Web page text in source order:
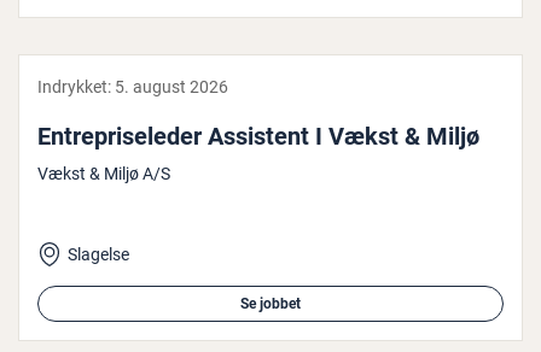
Indrykket: 5. august 2026
En­tre­pri­se­le­der Assistent I Vækst & Miljø
Vækst & Miljø A/S
Slagelse
Se jobbet